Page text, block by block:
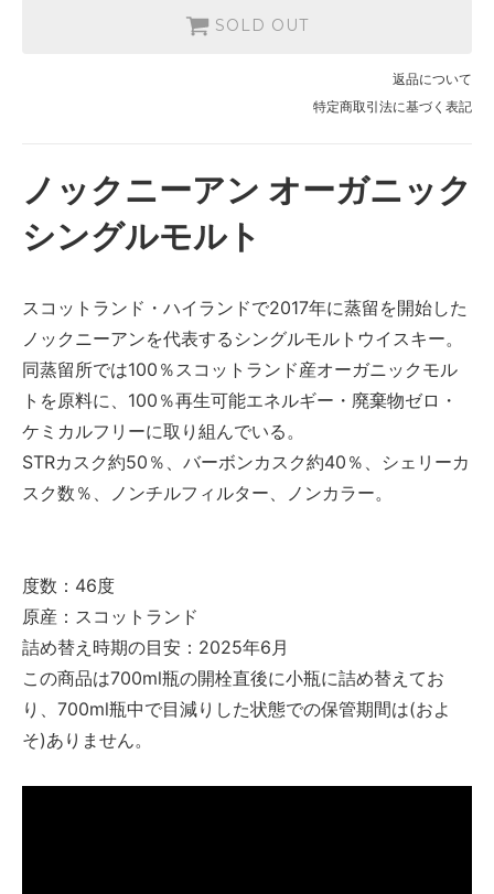
SOLD OUT
返品について
特定商取引法に基づく表記
ノックニーアン オーガニック
シングルモルト
スコットランド・ハイランドで2017年に蒸留を開始した
ノックニーアンを代表するシングルモルトウイスキー。
同蒸留所では100％スコットランド産オーガニックモル
トを原料に、100％再生可能エネルギー・廃棄物ゼロ・
ケミカルフリーに取り組んでいる。
STRカスク約50％、バーボンカスク約40％、シェリーカ
スク数％、ノンチルフィルター、ノンカラー。
度数：46度
原産：スコットランド
詰め替え時期の目安：2025年6月
この商品は700ml瓶の開栓直後に小瓶に詰め替えてお
り、700ml瓶中で目減りした状態での保管期間は(およ
そ)ありません。